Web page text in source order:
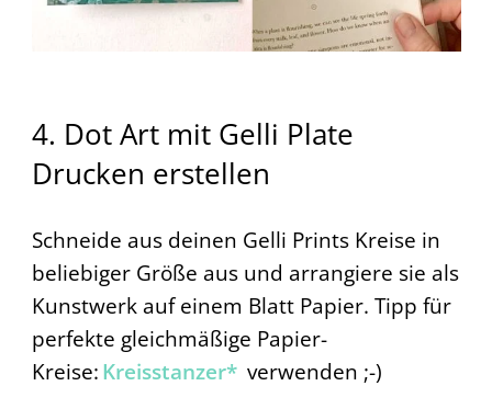
4. Dot Art mit Gelli Plate
Drucken erstellen
Schneide aus deinen Gelli Prints Kreise in
beliebiger Größe aus und arrangiere sie als
Kunstwerk auf einem Blatt Papier. Tipp für
perfekte gleichmäßige Papier-
Kreise:Kreisstanzer* verwenden ;-)